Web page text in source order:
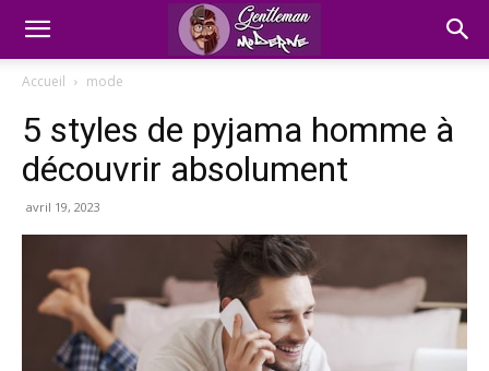
Accueil mode
5 styles de pyjama homme à
découvrir absolument
avril 19, 2023